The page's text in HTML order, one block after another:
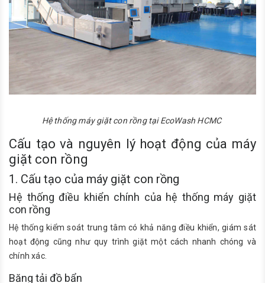
Hệ thống máy giặt con rồng tại EcoWash HCMC
Cấu tạo và nguyên lý hoạt động của máy
giặt con rồng
1. Cấu tạo của máy giặt con rồng
Hệ thống điều khiển chính của hệ thống máy giặt
con rồng
Hệ thống kiểm soát trung tâm có khả năng điều khiển, giám sát
hoạt động cũng như quy trình giặt một cách nhanh chóng và
chính xác.
Băng tải đồ bẩn